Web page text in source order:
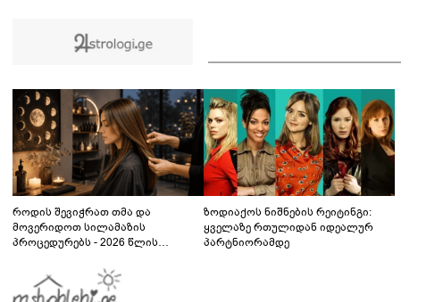
ცინიკურია, რომ ოკუპაციასა და
ოკუპაციის მსხვერპლ
როდის შევიჭრათ თმა და
მოვერიდოთ სილამაზის
პროცედურებს - 2026 წლის
გზამკვლევი
ზოდიაქოს ნიშნების რეიტინგი:
ყველაზე რთულიდან იდეალურ
პარტნიორამდე